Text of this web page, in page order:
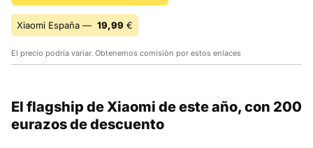
Xiaomi España — 19,99 €
El precio podría variar. Obtenemos comisión por estos enlaces
El flagship de Xiaomi de este año, con 200
eurazos de descuento